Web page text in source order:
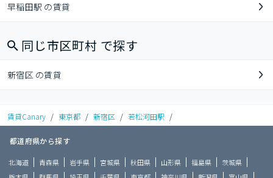
早稲田駅 の賃貸
同じ市区町村 で探す
新宿区 の賃貸
賃貸Canary / 東京都 / 新宿区 / 若松河田駅 /
都道府県から探す
北海道 青森県 岩手県 宮城県 秋田県 山形県 福島県
茨城県